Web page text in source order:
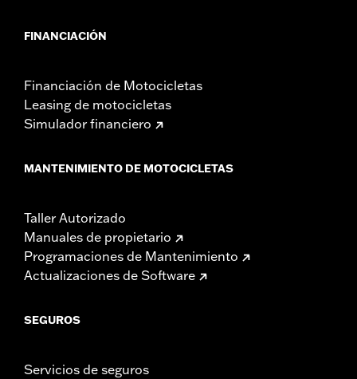
FINANCIACIÓN
Financiación de Motocicletas
Leasing de motocicletas
Simulador financiero
MANTENIMIENTO DE MOTOCICLETAS
Taller Autorizado
Manuales de propietario
Programaciones de Mantenimiento
Actualizaciones de Software
SEGUROS
Servicios de seguros